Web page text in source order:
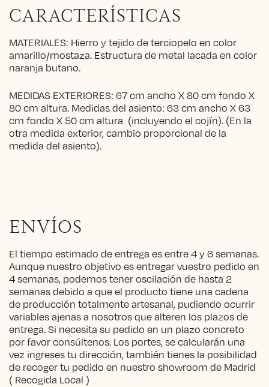
CARACTERÍSTICAS
MATERIALES: Hierro y tejido de terciopelo en color
amarillo/mostaza. Estructura de metal lacada en color
naranja butano.
MEDIDAS EXTERIORES: 67 cm ancho X 80 cm fondo X
80 cm altura. Medidas del asiento: 63 cm ancho X 63
cm fondo X 50 cm altura (incluyendo el cojín). (En la
otra medida exterior, cambio proporcional de la
medida del asiento).
ENVÍOS
El tiempo estimado de entrega es entre 4 y 6 semanas.
Aunque nuestro objetivo es entregar vuestro pedido en
4 semanas, podemos tener oscilación de hasta 2
semanas debido a que el producto tiene una cadena
de producción totalmente artesanal, pudiendo ocurrir
variables ajenas a nosotros que alteren los plazos de
entrega. Si necesita su pedido en un plazo concreto
por favor consúltenos. Los portes, se calcularán una
vez ingreses tu dirección, también tienes la posibilidad
de recoger tu pedido en nuestro showroom de Madrid
( Recogida Local )